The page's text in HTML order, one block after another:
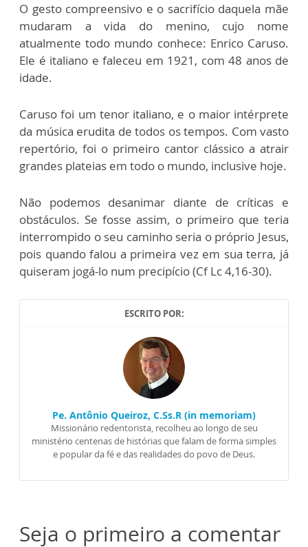
O gesto compreensivo e o sacrifício daquela mãe
mudaram a vida do menino, cujo nome
atualmente todo mundo conhece: Enrico Caruso.
Ele é italiano e faleceu em 1921, com 48 anos de
idade.
Caruso foi um tenor italiano, e o maior intérprete
da música erudita de todos os tempos. Com vasto
repertório, foi o primeiro cantor clássico a atrair
grandes plateias em todo o mundo, inclusive hoje.
Não podemos desanimar diante de críticas e
obstáculos. Se fosse assim, o primeiro que teria
interrompido o seu caminho seria o próprio Jesus,
pois quando falou a primeira vez em sua terra, já
quiseram jogá-lo num precipício (Cf Lc 4,16-30).
ESCRITO POR:
Pe. Antônio Queiroz, C.Ss.R (in memoriam)
Missionário redentorista, recolheu ao longo de seu
ministério centenas de histórias que falam de forma simples
e popular da fé e das realidades do povo de Deus.
Seja o primeiro a comentar